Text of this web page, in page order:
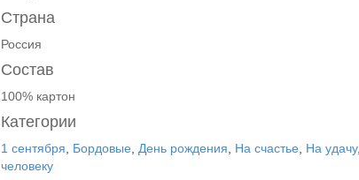
Страна
Россия
Состав
100% картон
Категории
1 сентября Бордовые День рождения На счастье На удачу,
человеку